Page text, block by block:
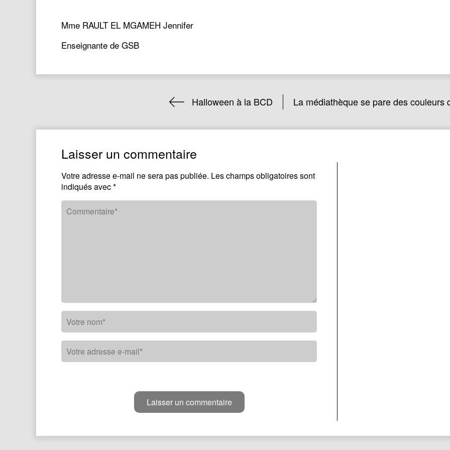
Mme RAULT EL MGAMEH Jennifer
Enseignante de GSB
Halloween à la BCD La médiathèque se pare des couleurs
Laisser un commentaire
Votre adresse e-mail ne sera pas publiée. Les champs obligatoires sont
indiqués avec*